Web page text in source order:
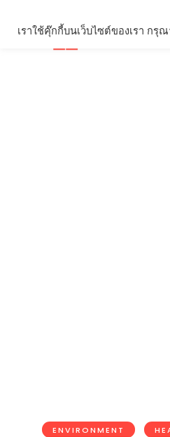
ENVIRONMENT
เราใช้คุ๊กกี้บนเว็บไซต์ของเรา กรุ